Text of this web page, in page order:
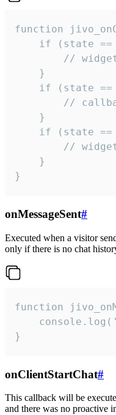
function
if (state ==
//
    }
if (state
//
    }
if (state
//
    }
}
onMessageSent#
Executed when a visitor
only if there is no chat
function
}
onClientStartChat#
This callback will be
and there was no proactive